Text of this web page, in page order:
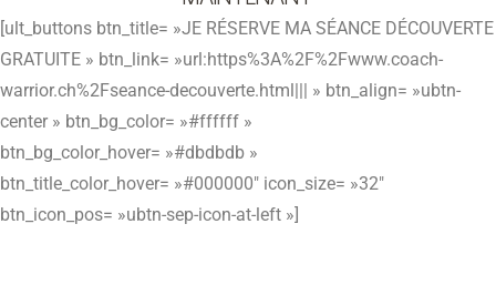
[ult_buttons btn_title= »JE RÉSERVE MA SÉANCE DÉCOUVERTE
GRATUITE » btn_link= »url:https%3A%2F%2Fwww.coach-
warrior.ch%2Fseance-decouverte.html||| » btn_align= »ubtn-
center » btn_bg_color= »#ffffff »
btn_bg_color_hover= »#dbdbdb »
btn_title_color_hover= »#000000″ icon_size= »32″
btn_icon_pos= »ubtn-sep-icon-at-left »]